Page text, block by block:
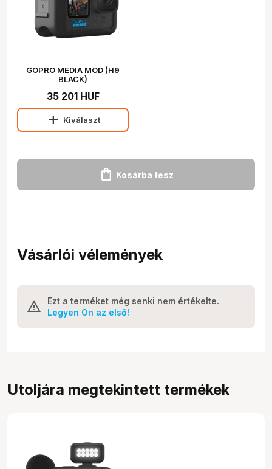
GOPRO MEDIA MOD (H9
BLACK)
35 201 HUF
add Kiválaszt
shopping_bag Kosárba tesz
Vásárlói vélemények
Ezt a terméket még senki nem értékelte.
Legyen Ön az első!
Utoljára megtekintett termékek